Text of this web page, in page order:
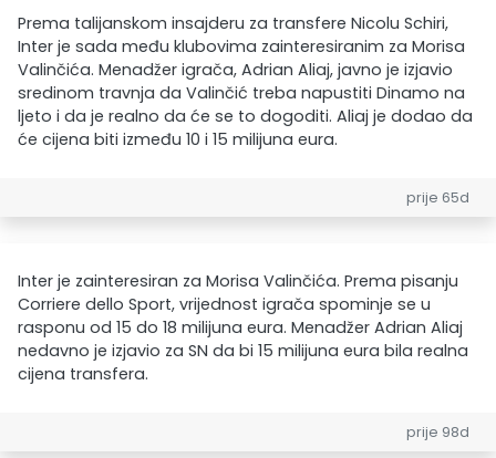
Prema talijanskom insajderu za transfere Nicolu Schiri,
Inter je sada među klubovima zainteresiranim za Morisa
Valinčića. Menadžer igrača, Adrian Aliaj, javno je izjavio
sredinom travnja da Valinčić treba napustiti Dinamo na
ljeto i da je realno da će se to dogoditi. Aliaj je dodao da
će cijena biti između 10 i 15 milijuna eura.
prije 65d
Inter je zainteresiran za Morisa Valinčića. Prema pisanju
Corriere dello Sport, vrijednost igrača spominje se u
rasponu od 15 do 18 milijuna eura. Menadžer Adrian Aliaj
nedavno je izjavio za SN da bi 15 milijuna eura bila realna
cijena transfera.
prije 98d